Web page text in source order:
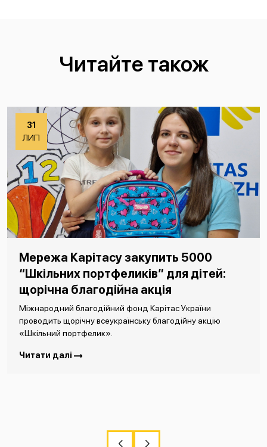
Читайте також
31
ЛИП
Мережа Карітасу закупить 5000
“Шкільних портфеликів” для дітей:
щорічна благодійна акція
Міжнародний благодійний фонд Карітас України
проводить щорічну всеукраїнську благодійну акцію
«Шкільний портфелик».
Читати далі